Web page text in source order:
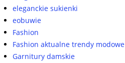
eleganckie sukienki
eobuwie
Fashion
Fashion aktualne trendy modowe
Garnitury damskie